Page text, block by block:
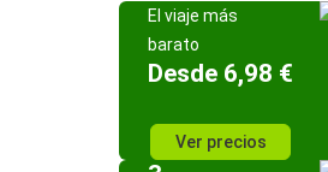
El viaje más
barato
Desde 6,98 €
Ver precios